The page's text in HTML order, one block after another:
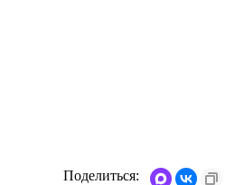
Поделиться: